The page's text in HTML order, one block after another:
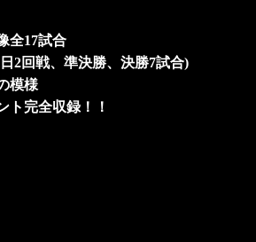
全17試合
2回戦、準決勝、決勝7試合)
模様
ト完全収録！！